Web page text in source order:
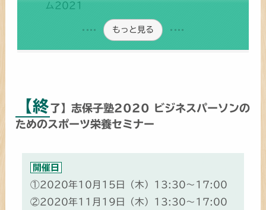
ム2021
もっと見る
【終了】志保子塾2020 ビジネスパーソンの
ためのスポーツ栄養セミナー
開催日
①2020年10月15日（木）13:30～17:00
②2020年11月19日（木）13:30～17:00